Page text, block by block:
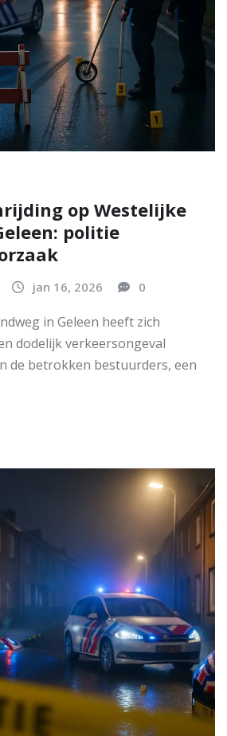
op Westelijke
politie
jan 16, 2026 0
in Geleen heeft zich
dodelijk verkeersongeval
de betrokken bestuurders, een